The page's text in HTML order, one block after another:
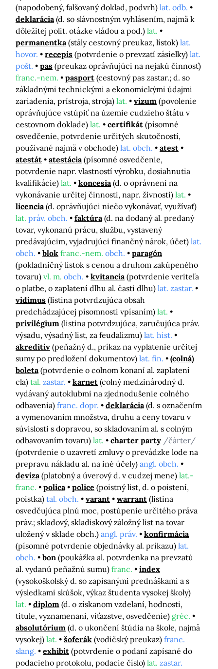
(napodobený, falšovaný doklad, podvrh) lat. odb.
deklarácia (d. so slávnostným vyhlásením, najmä k
dôležitej polit. otázke vládou a pod.) lat.
permanentka (stály cestovný preukaz, lístok) lat.
hovor.
recepis (potvrdenie o prevzatí zásielky) lat.
pošt.
pas (preukaz oprávňujúci na nejakú činnosť)
franc.-nem.
pasport (cestovný pas zastar.; d. so
základnými technickými a ekonomickými údajmi
zariadenia, prístroja, stroja) lat. vízum (povolenie
oprávňujúce vstúpiť na územie cudzieho štátu v
cestovnom doklade) lat. certifikát (písomné
osvedčenie, potvrdenie určitých skutočností,
používané najmä v obchode) lat. obch.
atest
atestát
atestácia (písomné osvedčenie,
potvrdenie napr. vlastností výrobku, dosiahnutia
kvalifikácie) lat. koncesia (d. o oprávnení na
vykonávanie určitej činnosti, napr. živnosti) lat.
licencia (d. oprávňujúci niečo vykonávať, využívať)
lat. práv. obch. faktúra (d. na dodaný al. predaný
tovar, vykonanú prácu, službu, vystavený
predávajúcim, vyjadrujúci finančný nárok, účet) lat.
obch.
blok franc.-nem. obch.
paragón
(pokladničný lístok s cenou a druhom zakúpeného
tovaru) vl. m. obch. kvitancia (potvrdenie veriteľa
o platbe, o zaplatení dlhu al. časti dlhu) lat. zastar.
vidimus (listina potvrdzujúca obsah
predchádzajúcej písomnosti vpísaním) lat.
privilégium (listina potvrdzujúca, zaručujúca práv.
výsadu, výsadný list, za feudalizmu) lat. hist.
akreditív (peňažný d., príkaz na vyplatenie určitej
sumy po predložení dokumentov) lat. fin.
(colná)
boleta (potvrdenie o colnom konaní al. zaplatení
cla) tal. zastar. karnet (colný medzinárodný d.
vydávaný autoklubmi na zjednodušenie colného
odbavenia) franc. dopr. deklarácia (d. s označením
a vymenovaním množstva, druhu a ceny tovaru v
súvislosti s dopravou, so skladovaním al. s colným
odbavovaním tovaru) lat. charter party /čárter/
(potvrdenie o uzavretí zmluvy o prevádzke lode na
prepravu nákladu al. na iné účely) angl. obch.
devíza (platobný a úverový d. v cudzej mene) lat.-
franc.
polica police (poistný list, d. o poistení,
poistka) tal. obch. varant warrant (listina
osvedčujúca plnú moc, postúpenie určitého práva
práv.; skladový, skladiskový záložný list na tovar
uložený v sklade obch.) angl. práv.
konfirmácia
(písomné potvrdenie objednávky al. príkazu) lat.
obch.
bon (poukážka al. potvrdenka na prevzatú
al. vydanú peňažnú sumu) franc.
index
(vysokoškolský d. so zapísanými prednáškami a s
výsledkami skúšok, výkaz študenta vysokej školy)
lat.
diplom (d. o získanom vzdelaní, hodnosti,
titule, vyznamenaní, víťazstve, osvedčenie) gréc.
absolutórium (d. o ukončení štúdia na škole, najmä
vysokej) lat. šoferák (vodičský preukaz) franc.
slang.
exhibit (potvrdenie o podaní zapísané do
podacieho protokolu, podacie číslo) lat. zastar.